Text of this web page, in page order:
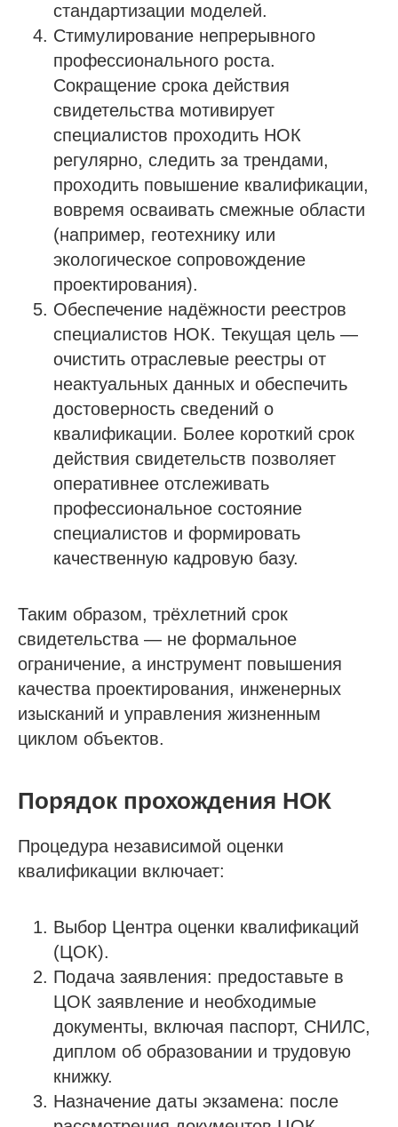
стандартизации моделей.
Стимулирование непрерывного
профессионального роста.
Сокращение срока действия
свидетельства мотивирует
специалистов проходить НОК
регулярно, следить за трендами,
проходить повышение квалификации,
вовремя осваивать смежные области
(например, геотехнику или
экологическое сопровождение
проектирования).
Обеспечение надёжности реестров
специалистов НОК. Текущая цель —
очистить отраслевые реестры от
неактуальных данных и обеспечить
достоверность сведений о
квалификации. Более короткий срок
действия свидетельств позволяет
оперативнее отслеживать
профессиональное состояние
специалистов и формировать
качественную кадровую базу.
Таким образом, трёхлетний срок
свидетельства — не формальное
ограничение, а инструмент повышения
качества проектирования, инженерных
изысканий и управления жизненным
циклом объектов.
Порядок прохождения НОК
Процедура независимой оценки
квалификации включает:
Выбор Центра оценки квалификаций
(ЦОК).
Подача заявления: предоставьте в
ЦОК заявление и необходимые
документы, включая паспорт, СНИЛС,
диплом об образовании и трудовую
книжку.
Назначение даты экзамена: после